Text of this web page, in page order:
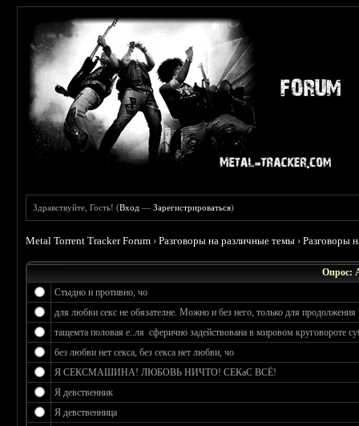
Здравствуйте, Гость! (Вход —Зарегистрироваться)
Metal Torrent Tracker Forum ›Разговоры на различные темы ›Разговоры
Опрос:
Стыдно и противно, чо
для любви секс не обязателне. Можно и без него, только для продолжения
тащемта половая е..ля сферично задействована в мировом круговороте
без любви нет секса, без секса нет любви, чо
Я СЕКСМАШИНА! ЛЮБОВЬ НИЧТО! СЕКаС ВСЁ!
Я девственник
Я девственница